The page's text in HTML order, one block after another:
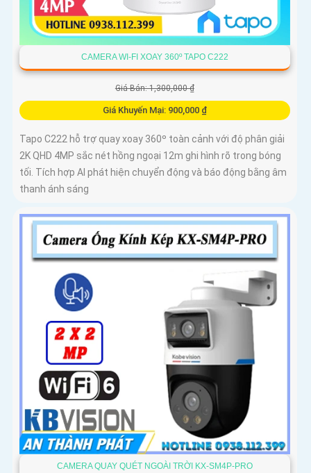
CAMERA WI-FI XOAY 360º TAPO C222
Giá Bán: 1,300,000 ₫
Giá Khuyến Mại: 900,000 ₫
Tapo C222 hỗ trợ quay xoay 360º toàn cảnh với độ phân giải
2K QHD 4MP sắc nét hồng ngoại 12m ghi hình rõ trong bóng
tối. Tích hợp AI phát hiện chuyển động và báo động bằng âm
thanh ánh sáng
CAMERA QUAY QUÉT NGOÀI TRỜI KX-SM4P-PRO